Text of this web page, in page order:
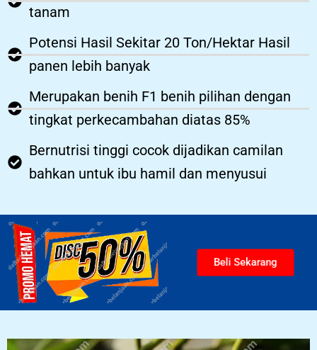
tanam
Potensi Hasil Sekitar 20 Ton/Hektar Hasil
panen lebih banyak
Merupakan benih F1 benih pilihan dengan
tingkat perkecambahan diatas 85%
Bernutrisi tinggi cocok dijadikan camilan
bahkan untuk ibu hamil dan menyusui
Beli Sekarang